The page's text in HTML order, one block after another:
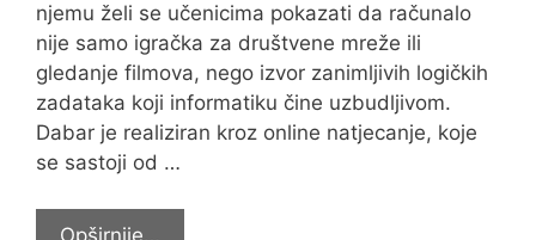
njemu želi se učenicima pokazati da računalo
nije samo igračka za društvene mreže ili
gledanje filmova, nego izvor zanimljivih logičkih
zadataka koji informatiku čine uzbudljivom.
Dabar je realiziran kroz online natjecanje, koje
se sastoji od …
Opširnije…